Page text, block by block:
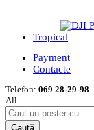
Tropical
Payment
Contacte
Telefon: 069 28-29-98
All
Caută